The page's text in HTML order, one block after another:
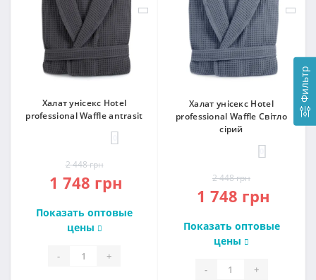
Фильтр
Халат унісекс Hotel
professional Waffle antrasit
2 448 грн
1 748 грн
Показать оптовые
цены
- +
Халат унісекс Hotel
professional Waffle Світло
сірий
2 448 грн
1 748 грн
Показать оптовые
цены
- +